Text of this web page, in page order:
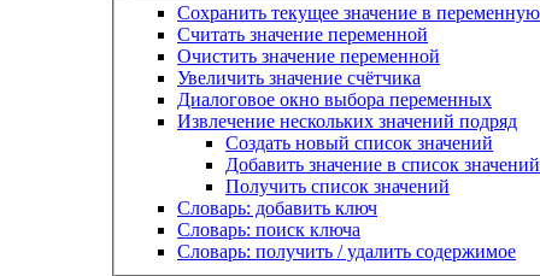
Сохранить текущее значение в переменную
Считать значение переменной
Очистить значение переменной
Увеличить значение счётчика
Диалоговое окно выбора переменных
Извлечение нескольких значений подряд
Создать новый список значений
Добавить значение в список значений
Получить список значений
Словарь: добавить ключ
Словарь: поиск ключа
Словарь: получить / удалить содержимое